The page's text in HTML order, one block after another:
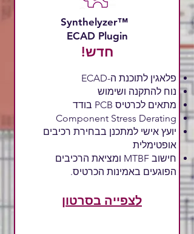
Synthelyzer™
ECAD Plugin
!חדש
פלאגין לתוכנת ה-ECAD
נוח להתקנה ושימוש
מתאים לכרטיס PCB בודד
Component Stress Derating
יועץ אישי למתכנן בבחירת רכיבים
אופטימלית
חישוב MTBF ומציאת הרכיבים
הפוגעים באמינות הכרטיס.
לצפייה בסרטון